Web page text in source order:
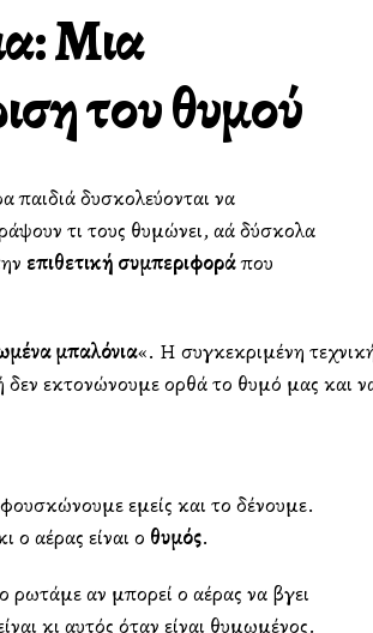
Μια
του θυμού
παιδιά δυσκολεύονται να
τι τους θυμώνει, αλλά δύσκολα
επιθετική συμπεριφοράπου
μπαλόνια«. Η συγκεκριμένη
δεν εκτονώνουμε ορθά το θυμό μας και
εμείς και το δένουμε.
ο αέρας είναι ο θυμός.
ρωτάμε αν μπορεί ο αέρας να βγει
κι αυτός όταν είναι θυμωμένος.